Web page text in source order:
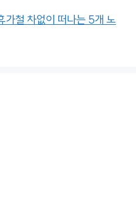
가철 차없이 떠나는 5개 노